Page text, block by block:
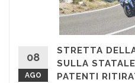
08
AGO
STRETTA
SULLA
PATENTI